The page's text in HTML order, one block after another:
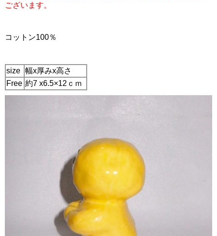
ございます。
コットン100％
size 幅x厚みx高さ
Free 約7 x6.5×12ｃｍ